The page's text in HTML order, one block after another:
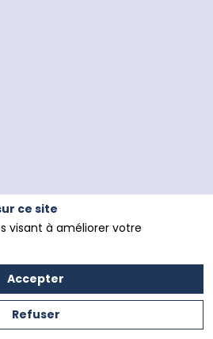
Politique de confidentialité
ce site
visant à améliorer votre
Accepter
Refuser